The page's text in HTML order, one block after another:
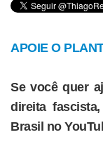
APOIE O
Se você quer
direita
Brasil no